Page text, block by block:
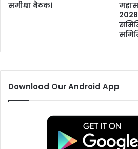
र
समीक्षा बैठक।
Download Our Android App